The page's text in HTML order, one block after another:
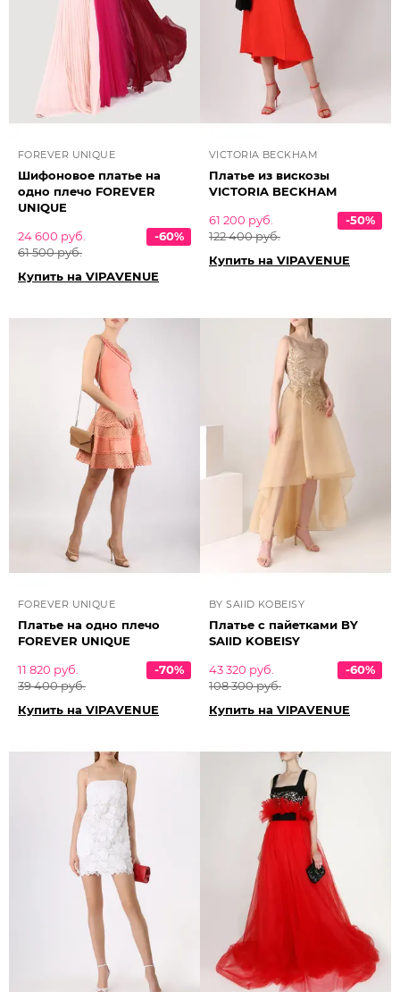
FOREVER UNIQUE
Шифоновое платье на
одно плечо FOREVER
UNIQUE
24 600 руб.
61 500 руб.
-60%
Купить на VIPAVENUE
VICTORIA BECKHAM
Платье из вискозы
VICTORIA BECKHAM
61 200 руб.
122 400 руб.
-50%
Купить на VIPAVENUE
FOREVER UNIQUE
Платье на одно плечо
FOREVER UNIQUE
11 820 руб.
39 400 руб.
-70%
Купить на VIPAVENUE
BY SAIID KOBEISY
Платье с пайетками BY
SAIID KOBEISY
43 320 руб.
108 300 руб.
-60%
Купить на VIPAVENUE